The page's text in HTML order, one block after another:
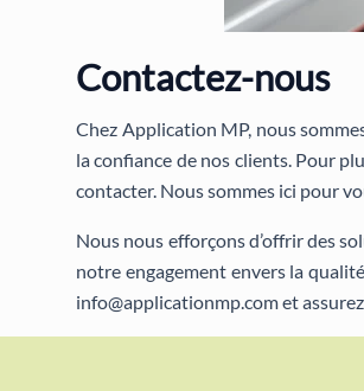
Contactez-nous
Chez Application MP, nous
la confiance de nos clients. Pour
contacter. Nous sommes ici pour
Nous nous efforçons d’offrir des
notre engagement envers la
info@applicationmp.com et